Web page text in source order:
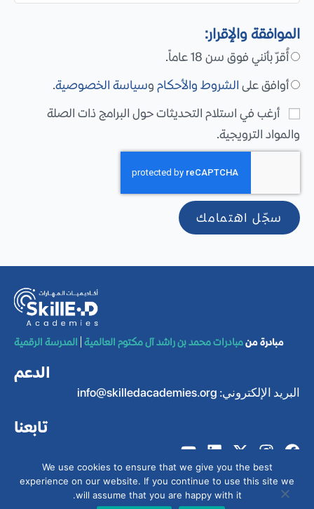
الموافقة والإقرار:
أُقرّ بأنني فوق سن 18 عاماً.
أوافق على الشروط والأحكام وسياسة الخصوصية.
أرغب في استلام التحديثات حول البرامج ذات الصلة
والمواد الترويجية.
سجّل اهتمامك
مبادرة منمبادرات محمد بن راشد آل مكتوم العالمية المدرسة الرقمية
الدعم
البريد الإلكتروني: info@skilledacademies.org
تابعنا
© جميع الحقوق محفوظة لـمركز سيرت
We use cookies to ensure that we give you the best
experience on our website. If you continue to use this site we
will assume that you are happy with it.